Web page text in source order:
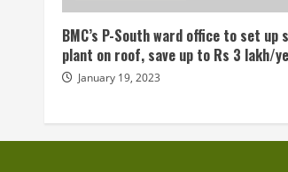
BMC’s P-South ward office to set up
plant on roof, save up to Rs 3 lakh/
January 19, 2023